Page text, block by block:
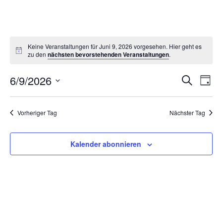
Keine Veranstaltungen für Juni 9, 2026 vorgesehen. Hier geht es
zu den nächsten bevorstehenden Veranstaltungen.
Suche
und
Suche
Tag
6/9/2026
Datum
wählen.
Vorheriger Tag Nächster Tag
Kalender abonnieren